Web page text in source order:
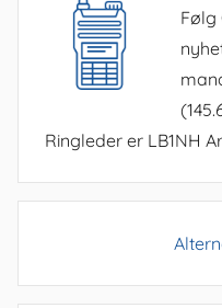
Følg
Ringleder er LB1NH